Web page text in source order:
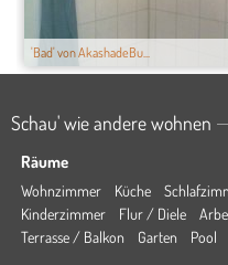
'Bad' von AkashadeBu...
Schau' wie andere wohnen
Räume
Wohnzimmer Küche
Kinderzimmer
Flur / Diele
Terrasse / Balkon
Garten Pool